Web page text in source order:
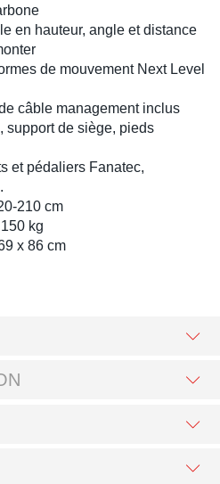
en hauteur, angle et distance
de mouvement Next Level
câble management inclus
, support de siège, pieds
etpédaliers Fanatec,
210 cm
kg
x 86 cm